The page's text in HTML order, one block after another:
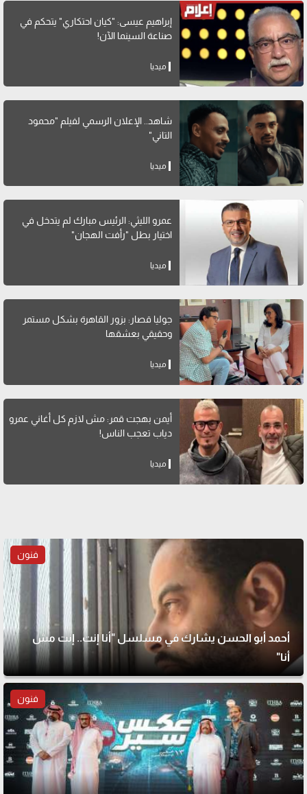
إبراهيم عيسى: "كيان احتكاري" يتحكم في
صناعة السينما الآن!
ميديا
شاهد.. الإعلان الرسمي لفيلم "محمود
التاني"
ميديا
عمرو الليثي: الرئيس مبارك لم يتدخل في
اختيار بطل "رأفت الهجان"
ميديا
جوليا قصار: بزور القاهرة بشكل مستمر
وحقيقي بعشقها
ميديا
أيمن بهجت قمر: مش لازم كل أغاني عمرو
دياب تعجب الناس!
ميديا
فنون
أحمد أبو الحسن يشارك في مسلسل "أنا إنت.. إنت مش
أنا"
فنون